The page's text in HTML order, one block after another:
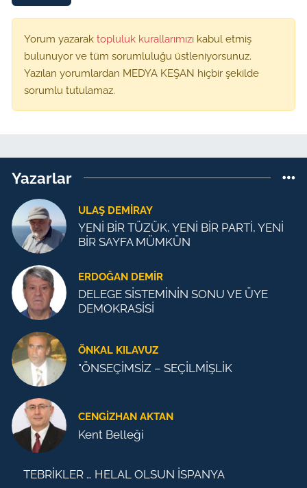
Yorum yazarak topluluk kurallarımızı kabul etmiş
bulunuyor ve tüm sorumluluğu üstleniyorsunuz.
Yazılan yorumlardan MEDYA KEŞAN hiçbir şekilde
sorumlu tutulamaz.
Yazarlar
ULAŞ DEMİRAY
YENİ BİR TÜZÜK, YENİ BİR PARTİ, YENİ
BİR SAYFA MÜMKÜN
ERDOĞAN DEMIR
DELEGE SİSTEMİNİN SONU VE ÜYE
DEMOKRASİSİ
ÖNKAL KILAVUZ
"ÖNSEÇİMSİZ – SEÇİLMİŞLİK
CENGİZHAN AKTAN
Kent Belleği
TEBRİKLER … HELAL OLSUN İSPANYA